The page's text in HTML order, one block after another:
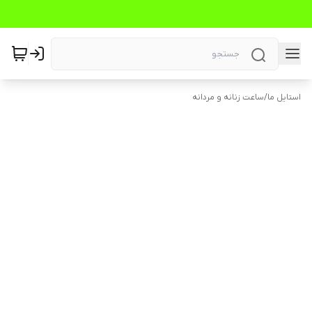
استایل ما/ساعت زنانه و مردانه